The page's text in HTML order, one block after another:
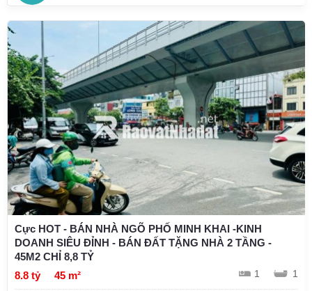
Cực HOT - BÁN NHÀ NGÕ PHỐ MINH KHAI -KINH
DOANH SIÊU ĐỈNH - BÁN ĐẤT TẶNG NHÀ 2 TẦNG -
45M2 CHỈ 8,8 TỶ
8.8 tỷ
45 m² 1 1